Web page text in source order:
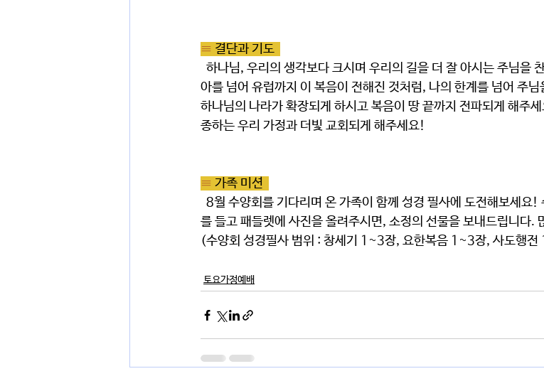
≡ 결단과 기도
아를 넘어 유럽까지 이 복음이 전해진 것처럼, 나의 한계를 넘어 주
하나님의 나라가 확장되게 하시고 복음이 땅 끝까지 전파되게 해주
종하는 우리 가정과 더빛 교회되게 해주세요!
≡ 가족 미션
를 들고 패들렛에 사진을 올려주시면, 소정의 선물을 보내드립니다.
(수양회 성경필사 범위 : 창세기 1~3장, 요한복음 1~3장, 사도행
토요가정예배